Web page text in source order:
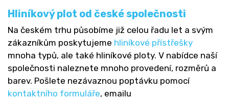
Hliníkový plot od české společnosti
Na českém trhu působíme již celou řadu let a svým
zákazníkům poskytujeme hliníkové přístřešky
mnoha typů, ale také hliníkové ploty. V nabídce naší
společnosti naleznete mnoho provedení, rozměrů a
barev. Pošlete nezávaznou poptávku pomocí
kontaktního formuláře, emailu